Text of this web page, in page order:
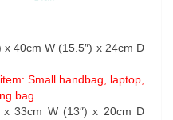
x 40cm W (15.5″) x 24cm D
Small handbag, laptop,
bag.
33cm W (13″) x 20cm D